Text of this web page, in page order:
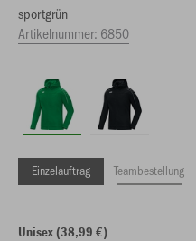
sportgrün
Artikelnummer: 6850
Einzelauftrag Teambestellung
Unisex (38,99 €)